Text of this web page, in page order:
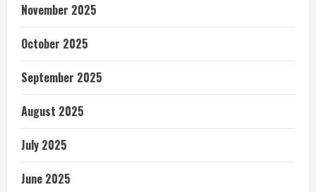
November 2025
October 2025
September 2025
August 2025
July 2025
June 2025